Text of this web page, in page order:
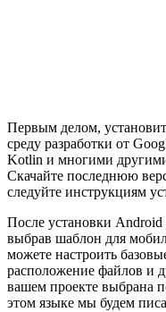
Первым делом,
среду разработки от
Kotlin и многими
Скачайте последнюю
следуйте инструкциям
После установки Android
выбрав шаблон для
можете настроить
расположение файлов и
вашем проекте выбрана
этом языке мы будем